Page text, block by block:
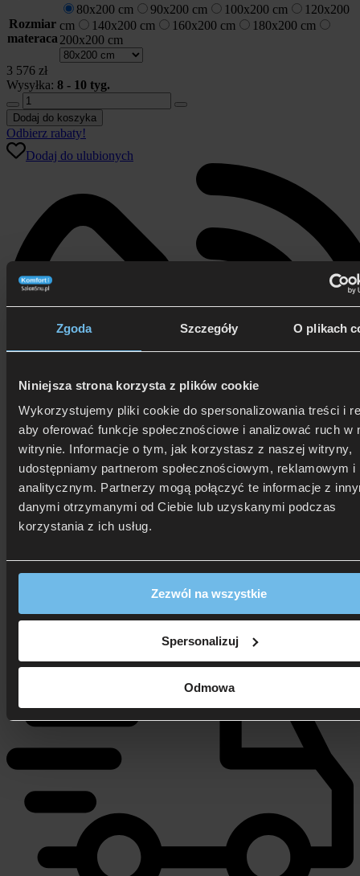
Zgoda Szczegóły O plikach
Niniejsza strona korzysta z plików cookie
Wykorzystujemy pliki cookie do spersonalizowania treści i
aby oferować funkcje społecznościowe i analizować ruch w
witrynie. Informacje o tym, jak korzystasz z naszej witryny,
udostępniamy partnerom społecznościowym, reklamowym i
analitycznym. Partnerzy mogą połączyć te informacje z
danymi otrzymanymi od Ciebie lub uzyskanymi podczas
korzystania z ich usług.
Zezwól na wszystkie
Spersonalizuj
Odmowa
Rozmiar
materaca
80x200 cm 90x200 cm 100x200 cm
120x200
cm
140x200 cm 160x200 cm
180x200 cm
200x200 cm
3 576 zł
Wysyłka: 8 - 10 tyg.
ilość
Nakładka
na
materac
TEMPUR
Dodaj do koszyka
Odbierz rabaty!
Dodaj do ulubionych
Zadzwoń i dowiedz się, jak dostać rabat!